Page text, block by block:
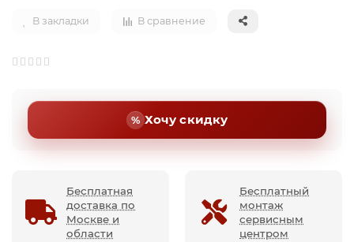
В закладки В сравнение
Хочу скидку
Бесплатная
доставка по
Москве и
области
Бесплатный
монтаж
сервисным
центром